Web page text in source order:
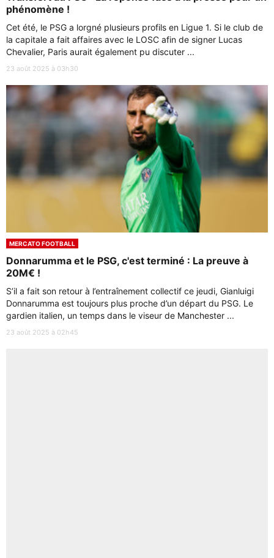
phénomène !
Cet été, le PSG a lorgné plusieurs profils en Ligue 1. Si le club de
la capitale a fait affaires avec le LOSC afin de signer Lucas
Chevalier, Paris aurait également pu discuter ...
23 août 2025 à 03h30
MERCATO FOOTBALL
Donnarumma et le PSG, c'est terminé : La preuve à
20M€ !
S’il a fait son retour à l’entraînement collectif ce jeudi, Gianluigi
Donnarumma est toujours plus proche d’un départ du PSG. Le
gardien italien, un temps dans le viseur de Manchester ...
23 août 2025 à 02h45